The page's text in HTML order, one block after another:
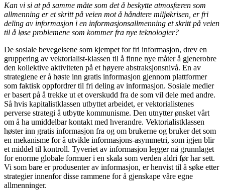
Kan vi si at på samme måte som det å beskytte atmosfæren som
allmenning er et skritt på veien mot å håndtere miljøkrisen, er fri
deling av informasjon i en informasjonsallmenning et skritt på veien
til å løse problemene som kommer fra nye teknologier?
De sosiale bevegelsene som kjempet for fri informasjon, drev en
gruppering av vektorialist-klassen til å finne nye måter å gjenerobre
den kollektive aktiviteten på et høyere abstraksjonsnivå. En av
strategiene er å høste inn gratis informasjon gjennom plattformer
som faktisk oppfordrer til fri deling av informasjon. Sosiale medier
er basert på å trekke ut et overskudd fra de som vil dele med andre.
Så hvis kapitalistklassen utbyttet arbeidet, er vektorialistenes
perverse strategi å utbytte kommunisme. Den utnytter ønsket vårt
om å ha umiddelbar kontakt med hverandre. Vektorialistklassen
høster inn gratis informasjon fra og om brukerne og bruker det som
en mekanisme for å utvikle informasjons-asymmetri, som igjen blir
et middel til kontroll. Tyveriet av informasjon legger nå grunnlaget
for enorme globale formuer i en skala som verden aldri før har sett.
Vi som bare er produsenter av informasjon, er henvist til å søke etter
strategier innenfor disse rammene for å gjenskape våre egne
allmenninger.